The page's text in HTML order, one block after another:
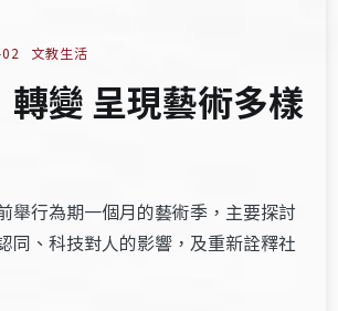
文教生活
變 呈現藝術多樣
舉行為期一個月的藝術季，主要探討
同、科技對人的影響，及重新詮釋社